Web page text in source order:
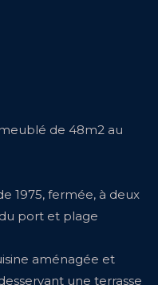
de 48m2 au
1975, fermée, à deux
port et plage
aménagée et
une terrasse